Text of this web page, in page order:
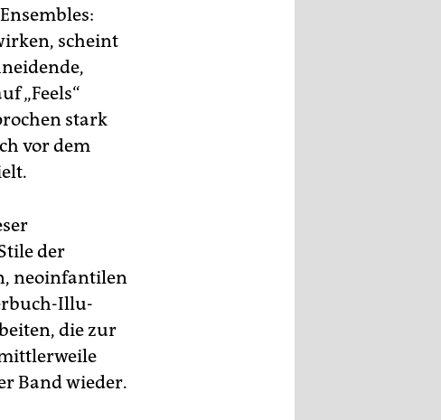
scheint
„Feels“
stark
vor dem
der
neoinfantilen
Illu-
die zur
Band wieder.